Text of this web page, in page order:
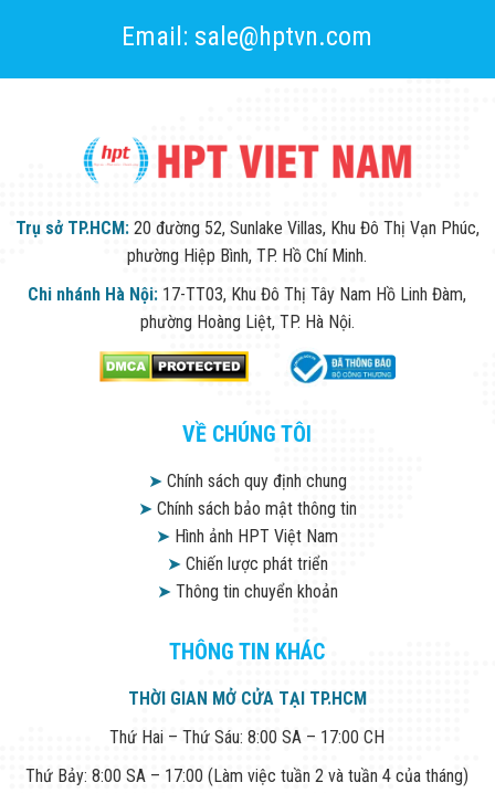
Email: sale@hptvn.com
Trụ sở TP.HCM: 20 đường 52, Sunlake Villas, Khu Đô Thị Vạn Phúc,
phường Hiệp Bình, TP. Hồ Chí Minh.
Chi nhánh Hà Nội: 17-TT03, Khu Đô Thị Tây Nam Hồ Linh Đàm,
phường Hoàng Liệt, TP. Hà Nội.
VỀ CHÚNG TÔI
➤Chính sách quy định chung
➤Chính sách bảo mật thông tin
➤ Hình ảnh HPT Việt Nam
➤Chiến lược phát triển
➤Thông tin chuyển khoản
THÔNG TIN KHÁC
THỜI GIAN MỞ CỬA TẠI TP.HCM
Thứ Hai – Thứ Sáu: 8:00 SA – 17:00 CH
Thứ Bảy: 8:00 SA – 17:00 (Làm việc tuần 2 và tuần 4 của tháng)